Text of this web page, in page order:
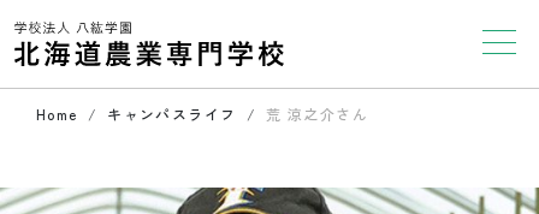
Home キャンパスライフ 荒 涼之介さん